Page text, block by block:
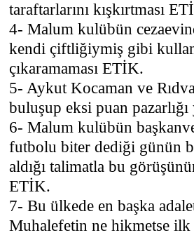
taraftarlarını kışkırtması
4- Malum kulübün
kendi çiftliğiymiş gibi
çıkaramaması ETİK.
5- Aykut Kocaman ve
buluşup eksi puan
6- Malum kulübün
futbolu biter dediği günün
aldığı talimatla bu
ETİK.
7- Bu ülkede en başka
Muhalefetin ne hikmetse